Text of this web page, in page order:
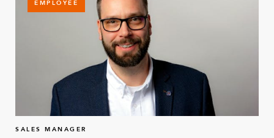
EMPLOYEE
SALES MANAGER